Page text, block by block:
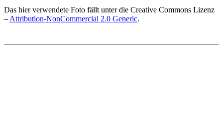
Das hier verwendete Foto fällt unter die Creative Commons Lizenz
– Attribution-NonCommercial 2.0 Generic.